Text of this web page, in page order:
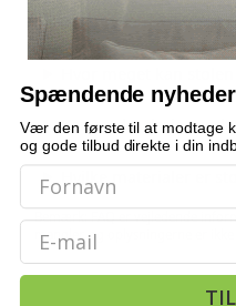
Kan højden justeres?
Kan sædet dreje rundt?
Bemærk: FAQ er vejledende
mangler, og oplysningerne er
Spændende
Vær den første til at modtage
og gode tilbud direkte i din
Email